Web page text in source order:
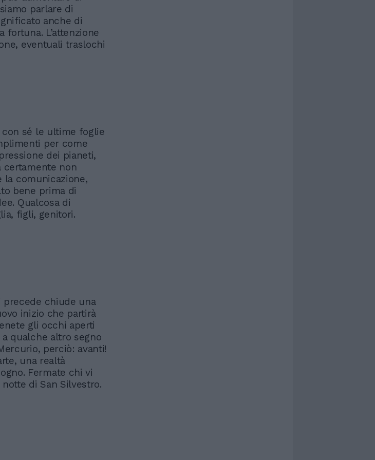
parlare di
anche di
L’attenzione
eventuali traslochi
sé le ultime foglie
per come
dei pianeti,
certamente non
comunicazione,
bene prima di
Qualcosa di
figli, genitori.
precede chiude una
inizio che partirà
gli occhi aperti
qualche altro segno
perciò: avanti!
una realtà
Fermate chi vi
di San Silvestro.